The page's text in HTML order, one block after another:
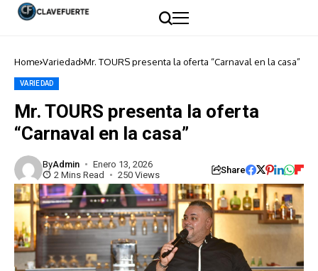
Home Variedad Mr. TOURS presenta la oferta “Carnaval en la casa”
VARIEDAD
Mr. TOURS presenta la oferta
“Carnaval en la casa”
ByAdmin
Enero 13, 2026
2 Mins Read
250 Views Share